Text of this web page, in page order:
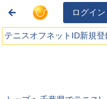
ログイン
テニスオフネットID新規登